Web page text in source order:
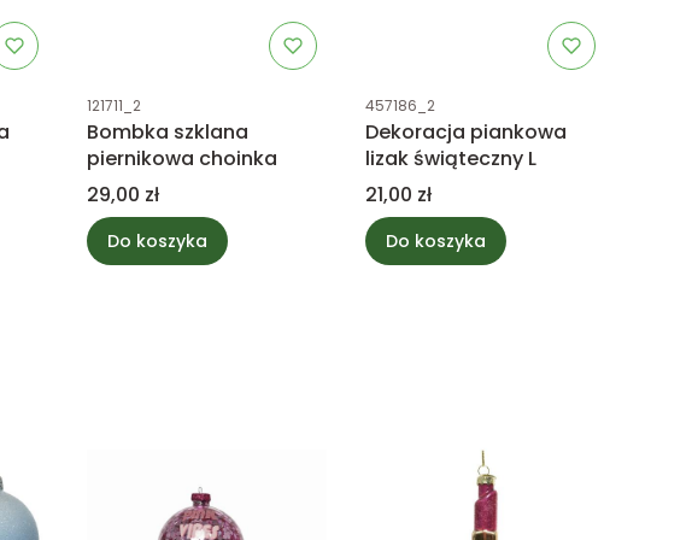
Kod produktu
121711_2
Bombka szklana
piernikowa choinka
Cena
29,00 zł
Do koszyka
Kod produktu
457186_2
Dekoracja piankowa
lizak świąteczny L
Cena
21,00 zł
Do koszyka